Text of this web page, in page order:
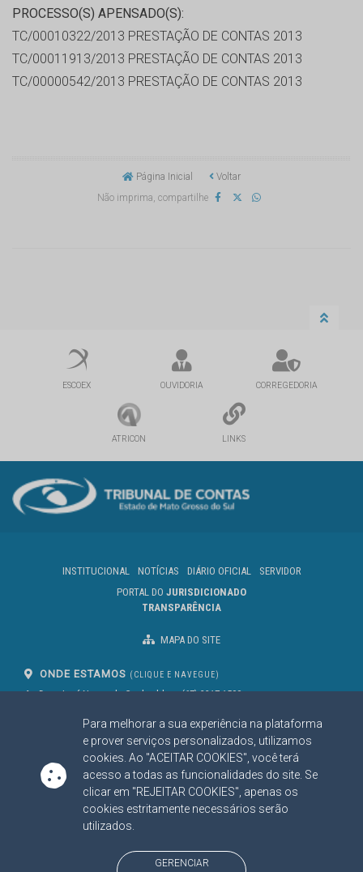
Para melhorar a sua experiência na plataforma
e prover serviços personalizados, utilizamos
cookies. Ao "ACEITAR COOKIES", você terá
acesso a todas as funcionalidades do site. Se
clicar em "REJEITAR COOKIES", apenas os
cookies estritamente necessários serão
utilizados.
GERENCIAR
PROCESSO(S) APENSADO(S):
TC/00010322/2013 PRESTAÇÃO DE CONTAS 2013
TC/00011913/2013 PRESTAÇÃO DE CONTAS 2013
TC/00000542/2013 PRESTAÇÃO DE CONTAS 2013
Página Inicial
Voltar
Não imprima, compartilhe
ESCOEX OUVIDORIA CORREGEDORIA
ATRICON LINKS
INSTITUCIONAL NOTÍCIAS DIÁRIO OFICIAL
SERVIDOR
PORTAL DO JURISDICIONADO
TRANSPARÊNCIA
MAPA DO SITE
ONDE ESTAMOS (CLIQUE E NAVEGUE)
Av. Des. José Nunes da Cunha, bloco
Campo Grande/MS
CEP: 79031-310
(67) 3317-1500
SIGA NOSSAS REDES SOCIAIS
Linked InYoutube
Facebook
X
BAIXE NOSSO APLICATIVO